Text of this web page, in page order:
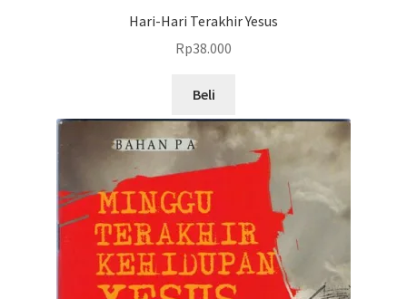
Hari-Hari Terakhir Yesus
Rp38.000
Beli